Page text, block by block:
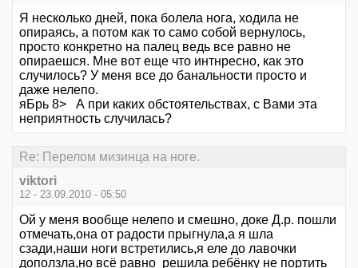
Я несколько дней, пока болела нога, ходила не
опираясь, а потом как то само собой вернулось,
просто конкретно на палец ведь все равно не
опираешся. Мне вот еще что интнресно, как это
случилось? У меня все до банальности просто и
даже нелепо.
яБрь 8> А при каких обстоятельствах, с Вами эта
неприятность случилась?
Re: Перелом мизинца на ноге.
viktori
12 - 23.09.2010 - 05:50
Ой у меня вообще нелепо и смешно, доке Д.р. пошли
отмечать,она от радости прыгнула,а я шла
сзади,наши ноги встретились,я еле до лавочки
доползла,но всё равно решила ребёнку не портить